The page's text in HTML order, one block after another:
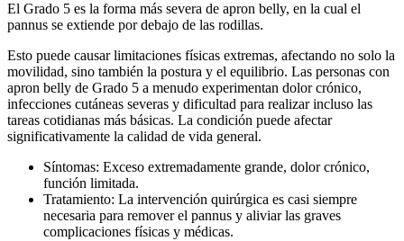
El Grado 5 es la forma más severa de apron belly, en la cual el
pannus se extiende por debajo de las rodillas.
Esto puede causar limitaciones físicas extremas, afectando no solo la
movilidad, sino también la postura y el equilibrio. Las personas con
apron belly de Grado 5 a menudo experimentan dolor crónico,
infecciones cutáneas severas y dificultad para realizar incluso las
tareas cotidianas más básicas. La condición puede afectar
significativamente la calidad de vida general.
Síntomas: Exceso extremadamente grande, dolor crónico,
función limitada.
Tratamiento: La intervención quirúrgica es casi siempre
necesaria para remover el pannus y aliviar las graves
complicaciones físicas y médicas.